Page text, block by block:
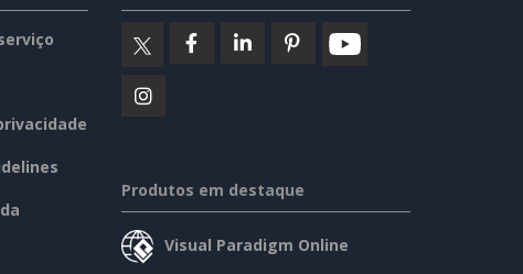
Produtos em destaque
Visual Paradigm Online